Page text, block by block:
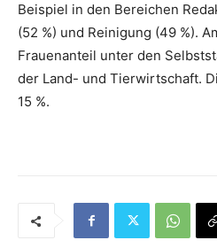
Beispiel in den Bereichen
(52 %) und Reinigung (49 %).
Frauenanteil unter den
der Land- und Tierwirtschaft.
15 %.